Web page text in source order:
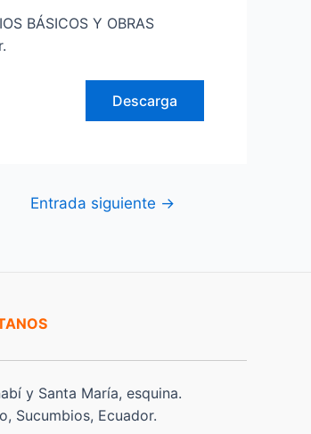
BÁSICOS Y OBRAS
Descarga
Entrada siguiente →
y Santa María, esquina.
Sucumbios, Ecuador.